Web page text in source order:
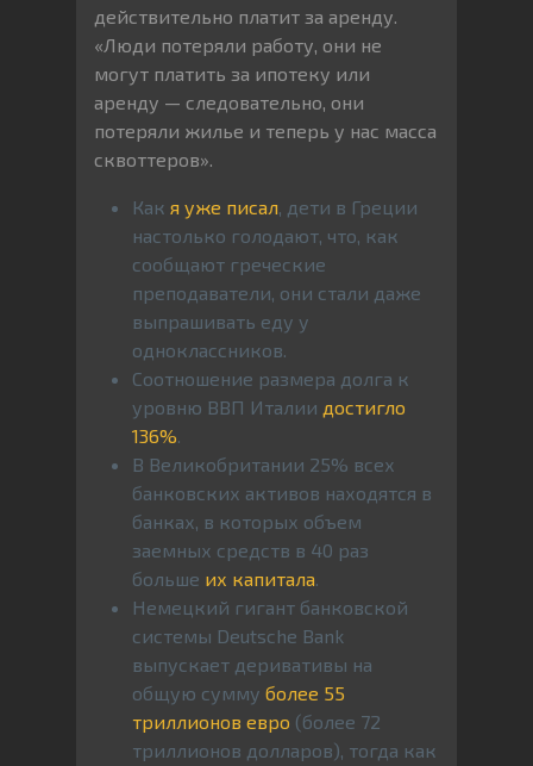
действительно платит за аренду.
«Люди потеряли работу, они не
могут платить за ипотеку или
аренду — следовательно, они
потеряли жилье и теперь у нас масса
сквоттеров».
Как я уже писал, дети в Греции
настолько голодают, что, как
сообщают греческие
преподаватели, они стали даже
выпрашивать еду у
одноклассников.
Соотношение размера долга к
уровню ВВП Италии достигло
136%.
В Великобритании 25% всех
банковских активов находятся в
банках, в которых объем
заемных средств в 40 раз
больше их капитала.
Немецкий гигант банковской
системы Deutsche Bank
выпускает деривативы на
общую сумму более 55
триллионов евро (более 72
триллионов долларов), тогда как